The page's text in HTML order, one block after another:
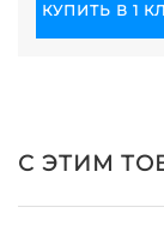
КУПИТЬ В 1
С ЭТИМ